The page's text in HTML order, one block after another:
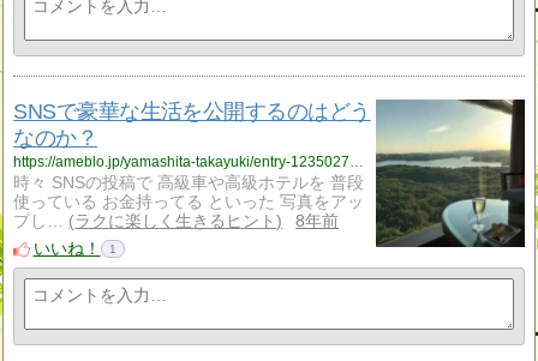
SNSで豪華な生活を公開するのはどう
なのか？
時々 SNSの投稿で 高級車や高級ホテルを 普段
使っている お金持ってる といった 写真をアッ
プし…
ラクに楽しく生きるヒント
8年前
いいね！
1